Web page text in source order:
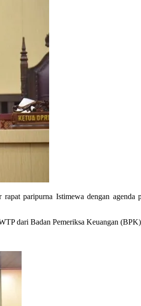
paripurna Istimewa dengan
dari Badan Pemeriksa Keuangan